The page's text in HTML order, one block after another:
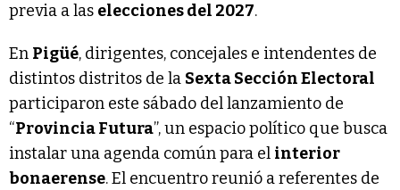
previa a las elecciones del 2027.
En Pigüé, dirigentes, concejales e intendentes de
distintos distritos de la Sexta Sección Electoral
participaron este sábado del lanzamiento de
“Provincia Futura”, un espacio político que busca
instalar una agenda común para el interior
bonaerense. El encuentro reunió a referentes de